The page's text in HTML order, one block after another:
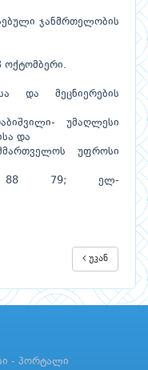
ჯანმრთელობის
ოქტომბერი.
და მეცნიერების
უმაღლესი
და
უფროსი
79; ელ-
უკან
- პორტალი